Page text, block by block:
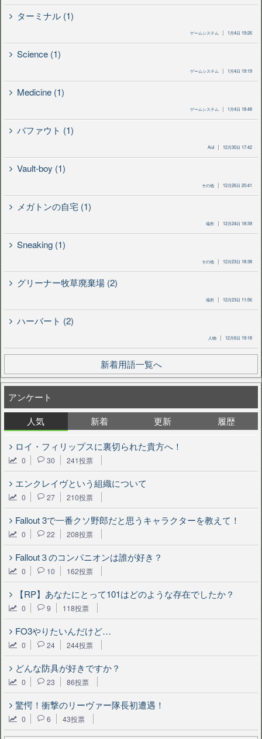
ターミナル (1)
ゲームシステム 1月4日 19:26
Science (1)
ゲームシステム 1月4日 19:19
Medicine (1)
ゲームシステム 1月4日 18:48
バファウト (1)
Aid 12月30日 17:42
Vault-boy (1)
その他 12月26日 20:41
メガトンの自宅 (1)
場所 12月24日 18:39
Sneaking (1)
その他 12月23日 18:38
グリーナー牧草廃棄場 (2)
場所 12月23日 11:56
ハーバート (2)
人物 12月6日 19:18
新着用語一覧へ
アンケート
人気
新着 更新 履歴
ロイ・フィリップスに裏切られた貴方へ！
0 30 241投票
エンクレイヴという組織について
0 27 210投票
Fallout 3で一番クソ野郎だと思うキャラクターを教えて！
0 22 208投票
Fallout３のコンパニオンは誰が好き？
0 10 162投票
【RP】あなたにとって101はどのような存在でしたか？
0 9 118投票
FO3やりたいんだけど…
0 24 244投票
どんな防具が好きですか？
0 23 86投票
驚愕！衝撃のリーヴァー隊長初遭遇！
0 6 43投票